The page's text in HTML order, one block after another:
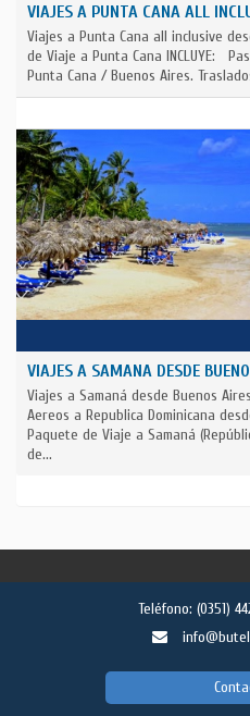
VIAJES A PUNTA CANA ALL
Viajes a Punta Cana all inclusive
de Viaje a Punta Cana INCLUYE:
Punta Cana / Buenos Aires.
VIAJES A SAMANA DESDE
Viajes a Samaná desde Buenos
Aereos a Republica Dominicana
Paquete de Viaje a Samaná
de...
Teléfono: (0351)